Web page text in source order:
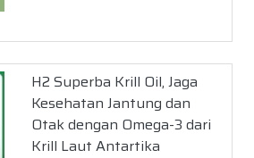
H2 Superba Krill Oil, Jaga
Kesehatan Jantung dan
Otak dengan Omega-3 dari
Krill Laut Antartika